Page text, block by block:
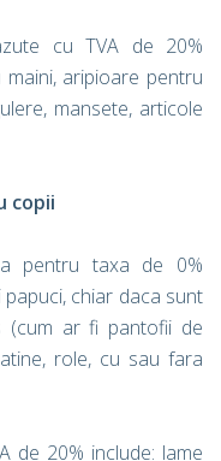
cu TVA de 20%
aripioare pentru
mansete, articole
copii
pentru taxa de 0%
chiar daca sunt
(cum ar fi pantofii de
role, cu sau fara
de 20% include: lame